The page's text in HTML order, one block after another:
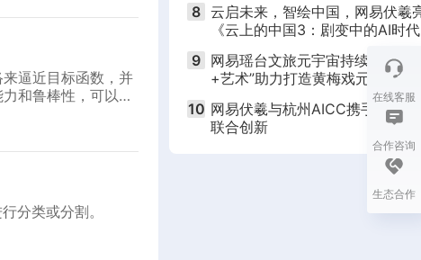
逼近目标函数，并
和鲁棒性，可以有
分类或分割。
8 云启未来，智绘中国，网易伏羲
《云上的中国3：剧变中的AI时
9 网易瑶台文旅元宇宙持续创新！
+艺术”助力打造黄梅戏元宇宙
10 网易伏羲与杭州AICC携手开启
联合创新
在线客服
合作咨询
生态合作